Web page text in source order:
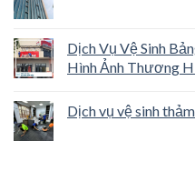
Dịch Vụ Vệ Sinh
Hình Ảnh Thương
Dịch vụ vệ sinh